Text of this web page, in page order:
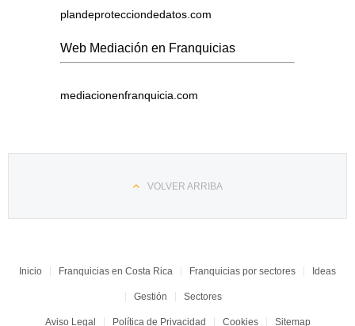
plandeprotecciondedatos.com
Web Mediación en Franquicias
mediacionenfranquicia.com
VOLVER ARRIBA
Inicio Franquicias en Costa Rica Franquicias por sectores Ideas
Gestión Sectores
Aviso Legal Política de Privacidad Cookies Sitemap